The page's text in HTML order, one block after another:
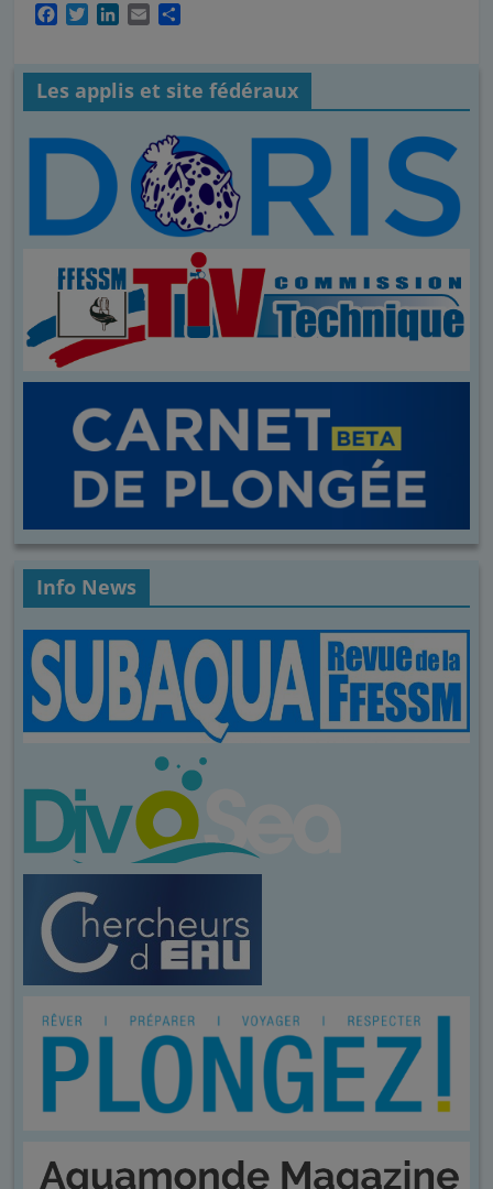
F
e
b
o
T
t
t
r
k
e
E
i
l
t
a
e
r
Les applis et site fédéraux
Info News